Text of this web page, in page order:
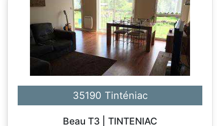
35190 Tinténiac
Beau T3 | TINTENIAC